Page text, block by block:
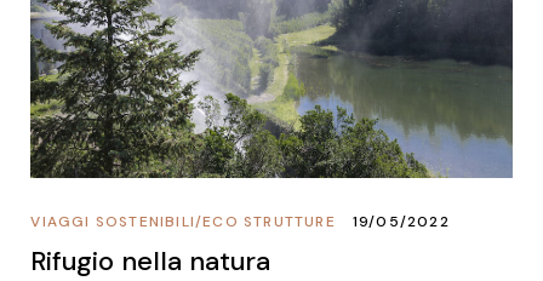
ECO STRUTTURE
/
VIAGGI SOSTENIBILI 19/05/2022
Rifugio nella natura